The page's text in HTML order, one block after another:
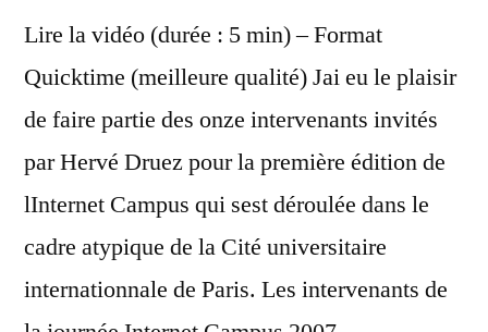
Lire la vidéo (durée : 5 min) – Format
Quicktime (meilleure qualité) Jai eu le plaisir
de faire partie des onze intervenants invités
par Hervé Druez pour la première édition de
lInternet Campus qui sest déroulée dans le
cadre atypique de la Cité universitaire
internationnale de Paris. Les intervenants de